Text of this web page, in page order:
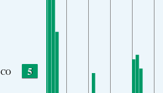
CO 5